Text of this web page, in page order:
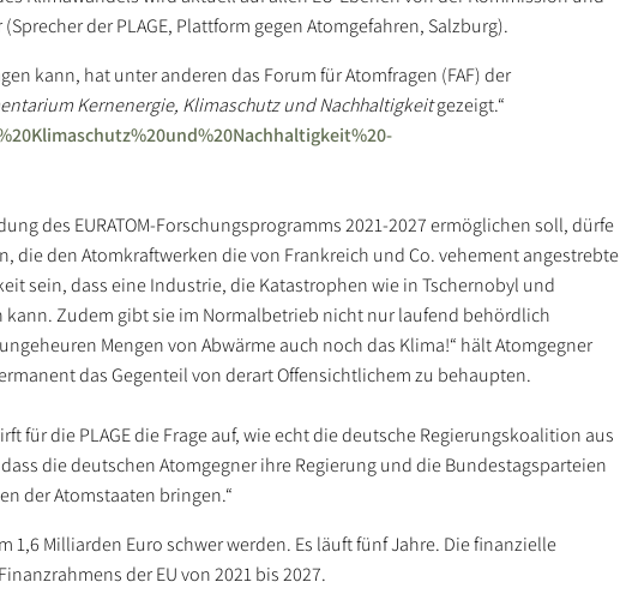
der PLAGE, Plattform gegen Atomgefahren, Salzburg).
kann, hat unter anderen das Forum für Atomfragen (FAF) der
Kernenergie, Klimaschutz und Nachhaltigkeitgezeigt.“
des EURATOM-Forschungsprogramms 2021-2027 ermöglichen soll, dürfe
den Atomkraftwerken die von Frankreich und Co. vehement angestrebte
sein, dass eine Industrie, die Katastrophen wie in Tschernobyl und
Zudem gibt sie im Normalbetrieb nicht nur laufend behördlich
Mengen von Abwärme auch noch das Klima!“ hält Atomgegner
das Gegenteil von derart Offensichtlichem zu behaupten.
die PLAGE die Frage auf, wie echt die deutsche Regierungskoalition aus
die deutschen Atomgegner ihre Regierung und die Bundestagsparteien
der Atomstaaten bringen.“
Milliarden Euro schwer werden. Es läuft fünf Jahre. Die finanzielle
der EU von 2021 bis 2027.